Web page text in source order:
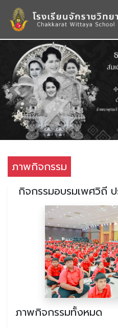
Previous
ภาพกิจกรรม
กิจกรรมอบรมเพศวิถี
ภาพกิจกรรมทั้งหมด